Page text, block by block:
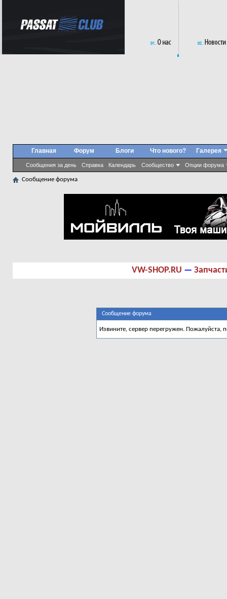
Главная Форум
Сообщения за день Справка Календарь Сообщество Опции форума
Блоги Что нового? Галерея
Сообщение форума
VW-SHOP.RU —
Сообщение форума
Извините, сервер перегружен. Пожалуйста,